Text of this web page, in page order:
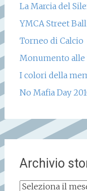
La Marcia del
YMCA Street
Torneo di Calcio
Monumento
I colori della
No Mafia Day
Archivio
Archivio